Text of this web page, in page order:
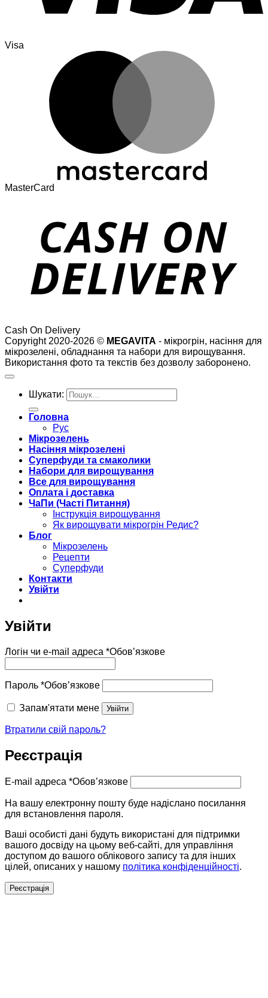
Visa
MasterCard
Cash On Delivery
Copyright 2020-2026 © MEGAVITA - мікрогрін, насіння для
мікрозелені, обладнання та набори для вирощування.
Використання фото та текстів без дозволу заборонено.
Шукати:
Головна
Рус
Мікрозелень
Насіння мікрозелені
Суперфуди та смаколики
Набори для вирощування
Все для вирощування
Оплата і доставка
ЧаПи (Часті Питання)
Інструкція вирощування
Як вирощувати мікрогрін Редис?
Блог
Мікрозелень
Рецепти
Суперфуди
Контакти
Увійти
Увійти
Логін чи e-mail адреса *Обов’язкове
Пароль *Обов’язкове
Запам'ятати мене Увійти
Втратили свій пароль?
Реєстрація
E-mail адреса *Обов’язкове
На вашу електронну пошту буде надіслано посилання
для встановлення пароля.
Ваші особисті дані будуть використані для підтримки
вашого досвіду на цьому веб-сайті, для управління
доступом до вашого облікового запису та для інших
цілей, описаних у нашому політика конфіденційності.
Реєстрація